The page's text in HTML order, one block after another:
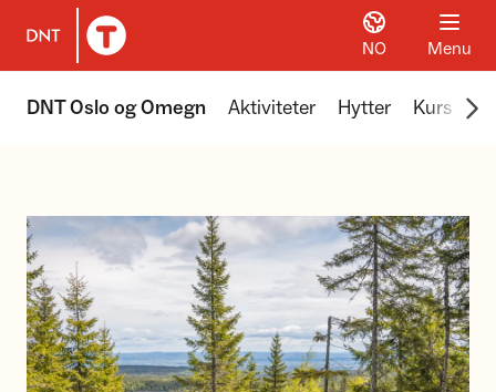
To DNT.no frontpage
NO Menu
DNT Oslo og Omegn Aktiviteter Hytter Kurs